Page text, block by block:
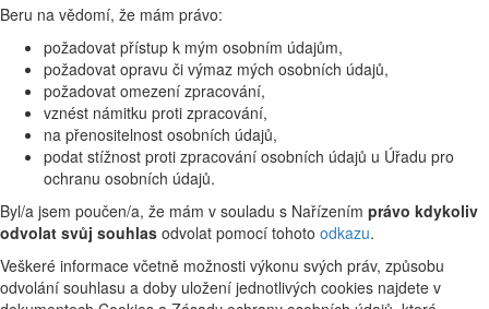
Beru na vědomí, že mám právo:
požadovat přístup k mým osobním údajům,
požadovat opravu či výmaz mých osobních údajů,
požadovat omezení zpracování,
vznést námitku proti zpracování,
na přenositelnost osobních údajů,
podat stížnost proti zpracování osobních údajů u Úřadu pro
ochranu osobních údajů.
Byl/a jsem poučen/a, že mám v souladu s Nařízením právo kdykoliv
odvolat svůj souhlas odvolat pomocí tohoto odkazu.
Veškeré informace včetně možnosti výkonu svých práv, způsobu
odvolání souhlasu a doby uložení jednotlivých cookies najdete v